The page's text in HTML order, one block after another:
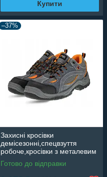
Купити
–37%
Захисні кросівки
демісезонні,спецвзуття
робоче,кросівки з металевим
носком,ударостійкі,робоче
взуття Польша
Готово до відправки